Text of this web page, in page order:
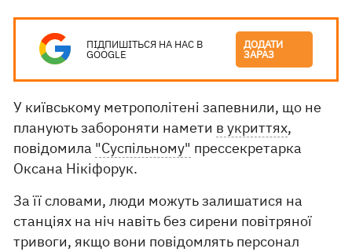
ПІДПИШІТЬСЯ НА НАС В
GOOGLE
ДОДАТИ
ЗАРАЗ
У київському метрополітені запевнили, що не
планують забороняти намети в укриттях,
повідомила "Суспільному" прессекретарка
Оксана Нікіфорук.
За її словами, люди можуть залишатися на
станціях на ніч навіть без сирени повітряної
тривоги, якщо вони повідомлять персонал